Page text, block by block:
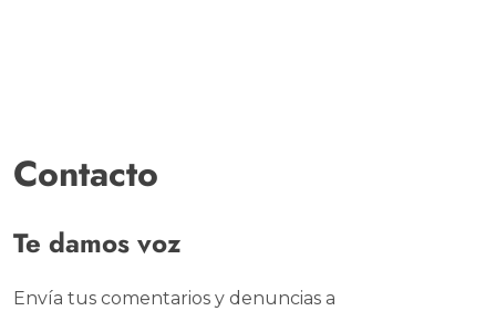
Contacto
Te damos voz
Envía tus comentarios y denuncias a